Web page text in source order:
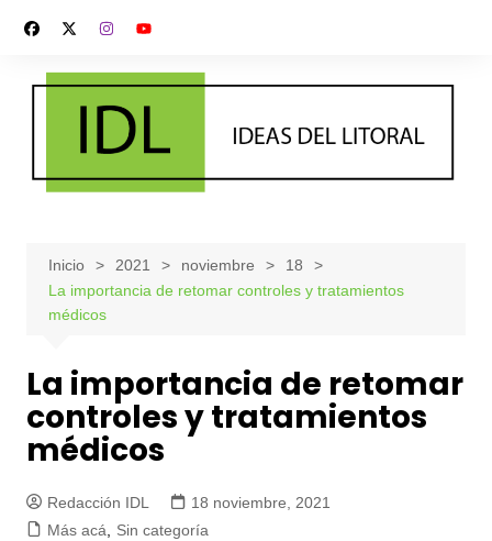
contenido
Inicio 2021 noviembre
18
La importancia de retomar controles y tratamientos
médicos
La importancia de retomar
controles y tratamientos
médicos
Redacción IDL
18 noviembre, 2021
Más acá, Sin categoría